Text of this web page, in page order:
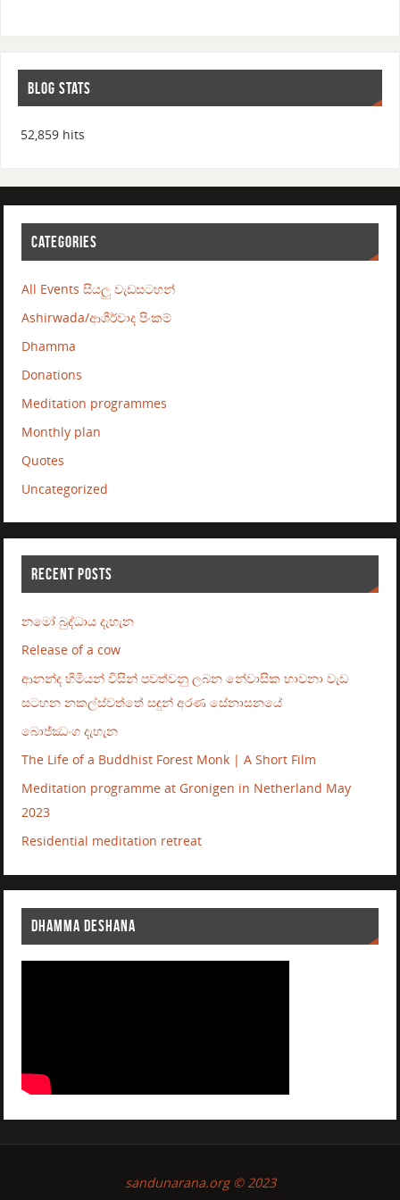
BLOG STATS
52,859 hits
CATEGORIES
All Events සියලු වැඩසටහන්
Ashirwada/ආශීර්වාද පිංකම්
Dhamma
Donations
Meditation programmes
Monthly plan
Quotes
Uncategorized
RECENT POSTS
නමෝ බුද්ධාය දැහැන
Release of a cow
ආනන්ද හිමියන් විසින් පවත්වනු ලබන නේවාසික භාවනා වැඩ
සටහන නකල්ස්වත්තේ සඳුන් අරණ සේනාසනයේ
බොජ්ඣංග දැහැන
The Life of a Buddhist Forest Monk | A Short Film
Meditation programme at Gronigen in Netherland May
2023
Residential meditation retreat
DHAMMA DESHANA
sandunarana.org © 2023